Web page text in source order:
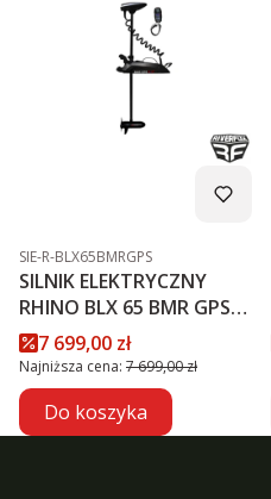
Kod produktu
SIE-R-BLX65BMRGPS
SILNIK ELEKTRYCZNY
RHINO BLX 65 BMR GPS
NXTCena promocyjna
7 699,00 zł
Najniższa cena: 7 699,00 zł
Do koszyka